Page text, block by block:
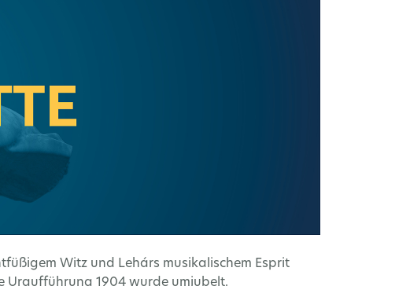
Witz und Lehárs musikalischem Esprit
Uraufführung 1904 wurde umjubelt.